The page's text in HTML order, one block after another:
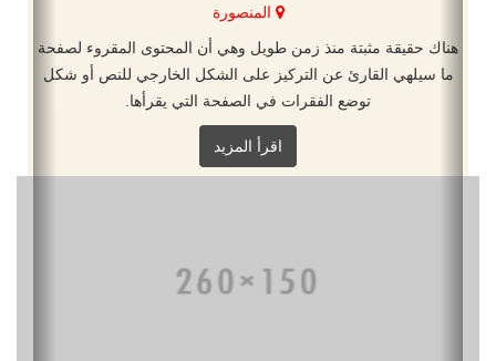
المنصورة
هناك حقيقة مثبتة منذ زمن طويل وهي أن المحتوى المقروء لصفحة
ما سيلهي القارئ عن التركيز على الشكل الخارجي للنص أو شكل
توضع الفقرات في الصفحة التي يقرأها.
اقرأ المزيد